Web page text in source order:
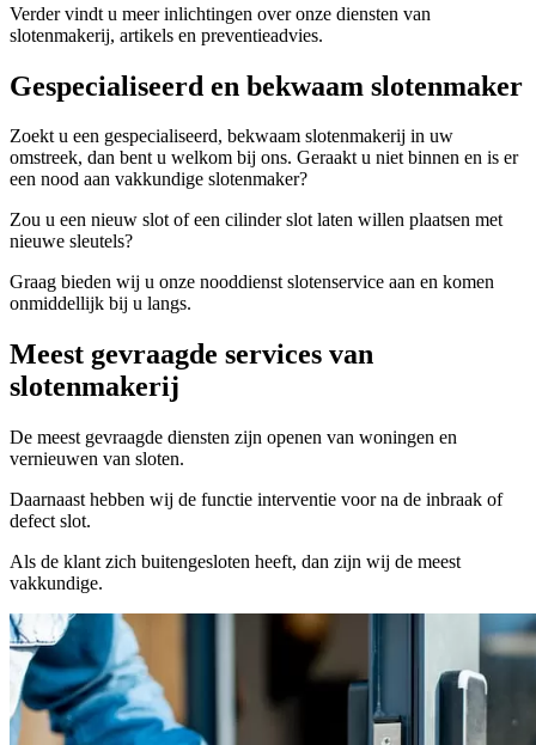
Verder vindt u meer inlichtingen over onze diensten van
slotenmakerij, artikels en preventieadvies.
Gespecialiseerd en bekwaam slotenmaker
Zoekt u een gespecialiseerd, bekwaam slotenmakerij in uw
omstreek, dan bent u welkom bij ons. Geraakt u niet binnen en is er
een nood aan vakkundige slotenmaker?
Zou u een nieuw slot of een cilinder slot laten willen plaatsen met
nieuwe sleutels?
Graag bieden wij u onze nooddienst slotenservice aan en komen
onmiddellijk bij u langs.
Meest gevraagde services van
slotenmakerij
De meest gevraagde diensten zijn openen van woningen en
vernieuwen van sloten.
Daarnaast hebben wij de functie interventie voor na de inbraak of
defect slot.
Als de klant zich buitengesloten heeft, dan zijn wij de meest
vakkundige.